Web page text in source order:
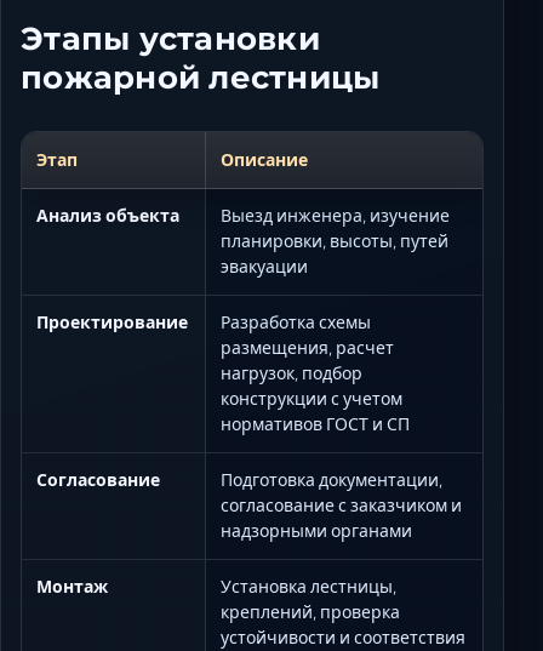
Этапы установки
пожарной лестницы
Этап Описание
Анализ объекта
Выезд инженера, изучение
планировки, высоты, путей
эвакуации
Проектирование
Разработка схемы
размещения, расчет
нагрузок, подбор
конструкции с учетом
нормативов ГОСТ и СП
Согласование
Подготовка документации,
согласование с заказчиком и
надзорными органами
Монтаж
Установка лестницы,
креплений, проверка
устойчивости и соответствия